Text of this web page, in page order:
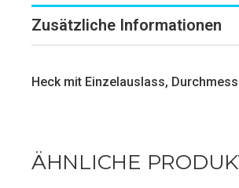
Zusätzliche Informationen
Heck mit Einzelauslass,
ÄHNLICHE